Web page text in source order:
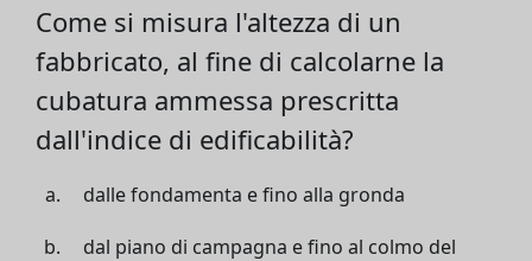
Come si misura l'altezza di un
fabbricato, al fine di calcolarne la
cubatura ammessa prescritta
dall'indice di edificabilità?
dalle fondamenta e fino alla gronda
dal piano di campagna e fino al colmo del